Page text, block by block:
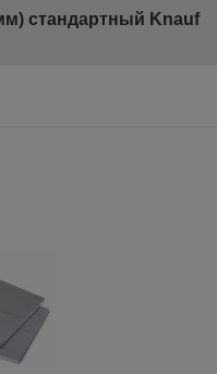
стандартный Knauf